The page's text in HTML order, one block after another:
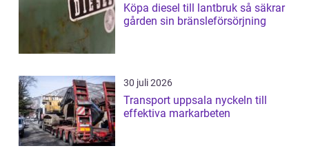
Köpa diesel till lantbruk så säkrar
gården sin bränsleförsörjning
30 juli 2026
Transport uppsala nyckeln till
effektiva markarbeten